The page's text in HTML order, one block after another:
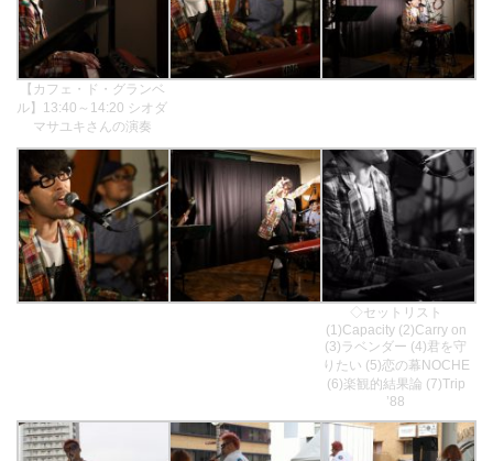
【カフェ・ド・グランベ
ル】13:40～14:20 シオダ
マサユキさんの演奏
◇セットリスト
(1)Capacity (2)Carry on
(3)ラベンダー (4)君を守
りたい (5)恋の幕NOCHE
(6)楽観的結果論 (7)Trip
’88